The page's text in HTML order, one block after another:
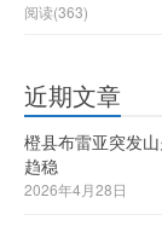
阅读(363)
近期文章
橙县布雷亚突发
趋稳
2026年4月28日